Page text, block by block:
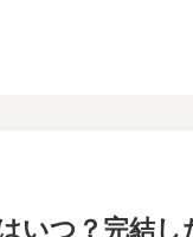
いつ？完結し